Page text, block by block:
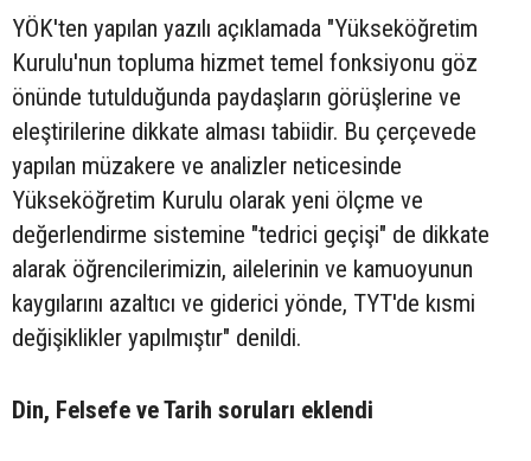
YÖK'ten yapılan yazılı açıklamada "Yükseköğretim
Kurulu'nun topluma hizmet temel fonksiyonu göz
önünde tutulduğunda paydaşların görüşlerine ve
eleştirilerine dikkate alması tabiidir. Bu çerçevede
yapılan müzakere ve analizler neticesinde
Yükseköğretim Kurulu olarak yeni ölçme ve
değerlendirme sistemine "tedrici geçişi" de dikkate
alarak öğrencilerimizin, ailelerinin ve kamuoyunun
kaygılarını azaltıcı ve giderici yönde, TYT'de kısmi
değişiklikler yapılmıştır" denildi.
Din, Felsefe ve Tarih soruları eklendi